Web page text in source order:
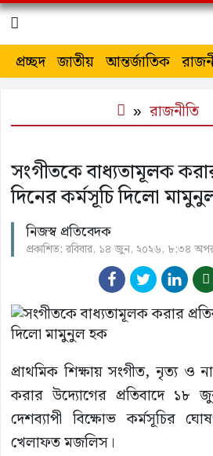
প্রচ্ছদ জাতীয় আন্তর্জাতিক
রাজনীতি
সংগীতকে বাধ্যতামূলক
দিনের কর্মসূচি দিলো
নিজস্ব প্রতিবেদক
প্রকাশিত: রবিবার, ১৪ জুন, ২০২৬, ৮:৩৪
প্রাথমিক শিক্ষায় সংগীত, নৃত্য ও
করার উদ্যোগের প্রতিবাদে
দেশব্যাপী বিক্ষোভ কর্মসূচির
খেলাফত মজলিস।